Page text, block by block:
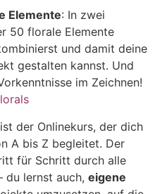
Elemente: In zwei
50 florale Elemente
und damit deine
gestalten kannst. Und
im Zeichnen!
ist der Onlinekurs, der dich
A bis Z begleitet. Der
für Schritt durch alle
du lernst auch, eigene